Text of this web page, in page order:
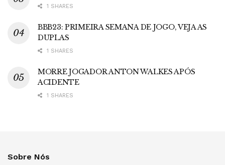
1 SHARES
BBB23: PRIMEIRA SEMANA DE JOGO, VEJA AS
DUPLAS
1 SHARES
MORRE JOGADOR ANTON WALKES APÓS
ACIDENTE
1 SHARES
Sobre Nós